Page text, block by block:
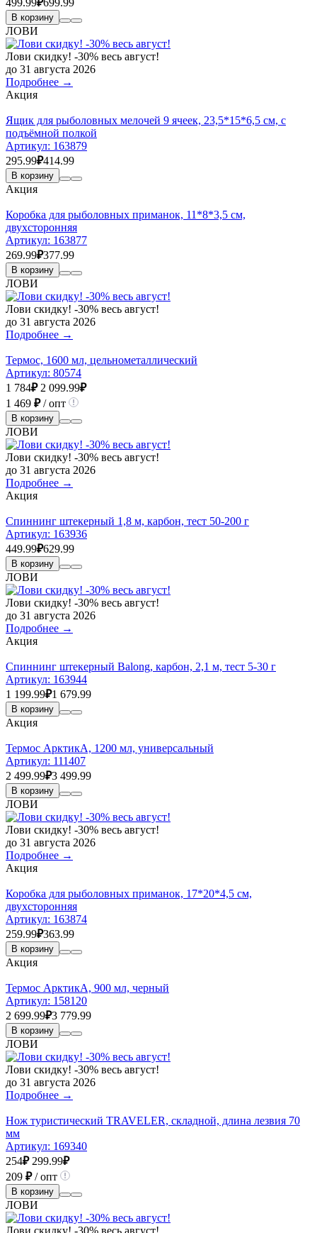
499.99₽699.99
В корзину
ЛОВИ
Лови скидку! -30% весь август!
до 31 августа 2026
Подробнее →
Акция
Ящик для рыболовных мелочей 9 ячеек, 23,5*15*6,5 см, с
подъёмной полкой
Артикул: 163879
295.99₽414.99
В корзину
Акция
Коробка для рыболовных приманок, 11*8*3,5 см,
двухсторонняя
Артикул: 163877
269.99₽377.99
В корзину
ЛОВИ
Лови скидку! -30% весь август!
до 31 августа 2026
Подробнее →
Термос, 1600 мл, цельнометаллический
Артикул: 80574
1 784₽ 2 099.99₽
1 469 ₽/ опт
В корзину
ЛОВИ
Лови скидку! -30% весь август!
до 31 августа 2026
Подробнее →
Акция
Спиннинг штекерный 1,8 м, карбон, тест 50-200 г
Артикул: 163936
449.99₽629.99
В корзину
ЛОВИ
Лови скидку! -30% весь август!
до 31 августа 2026
Подробнее →
Акция
Спиннинг штекерный Balong, карбон, 2,1 м, тест 5-30 г
Артикул: 163944
1 199.99₽1 679.99
В корзину
Акция
Термос АрктикА, 1200 мл, универсальный
Артикул: 111407
2 499.99₽3 499.99
В корзину
ЛОВИ
Лови скидку! -30% весь август!
до 31 августа 2026
Подробнее →
Акция
Коробка для рыболовных приманок, 17*20*4,5 см,
двухсторонняя
Артикул: 163874
259.99₽363.99
В корзину
Акция
Термос АрктикА, 900 мл, черный
Артикул: 158120
2 699.99₽3 779.99
В корзину
ЛОВИ
Лови скидку! -30% весь август!
до 31 августа 2026
Подробнее →
Нож туристический TRAVELER, складной, длина лезвия 70
мм
Артикул: 169340
254₽ 299.99₽
209 ₽/ опт
В корзину
ЛОВИ
Лови скидку! -30% весь август!